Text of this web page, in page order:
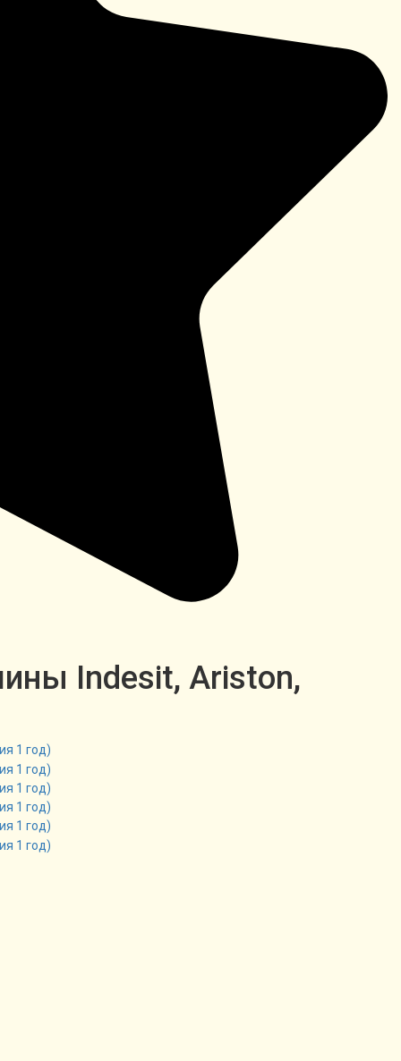
Indesit, Ariston,